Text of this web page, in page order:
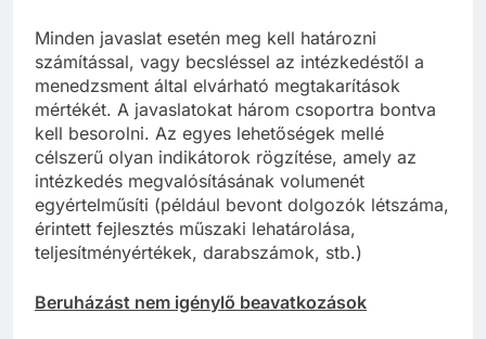
Minden javaslat esetén meg kell határozni
számítással, vagy becsléssel az intézkedéstől a
menedzsment által elvárható megtakarítások
mértékét. A javaslatokat három csoportra bontva
kell besorolni. Az egyes lehetőségek mellé
célszerű olyan indikátorok rögzítése, amely az
intézkedés megvalósításának volumenét
egyértelműsíti (például bevont dolgozók létszáma,
érintett fejlesztés műszaki lehatárolása,
teljesítményértékek, darabszámok, stb.)
Beruházást nem igénylő beavatkozások